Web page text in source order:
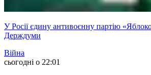
У Росії єдину антивоєнну партію
Держдуми
Війна
сьогодні о 22:01